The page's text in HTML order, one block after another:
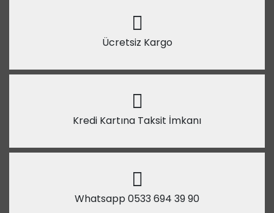
Ücretsiz Kargo
Kredi Kartına Taksit İmkanı
Whatsapp 0533 694 39 90